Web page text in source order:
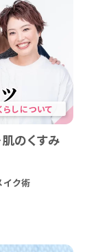
らしについて
のくすみ
イク術